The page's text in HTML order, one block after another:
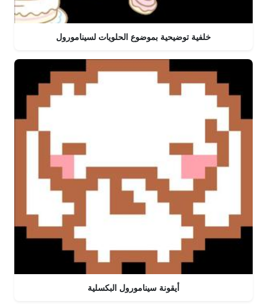
خلفية توضيحية بموضوع الحلويات لسينامورول
أيقونة سينامورول البكسلية